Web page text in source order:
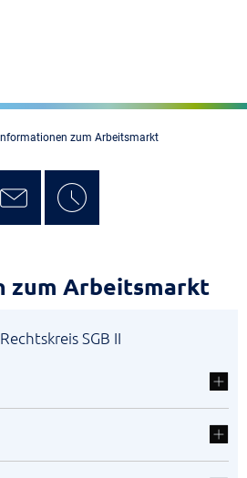
zum Arbeitsmarkt
zum Arbeitsmarkt
SGB II